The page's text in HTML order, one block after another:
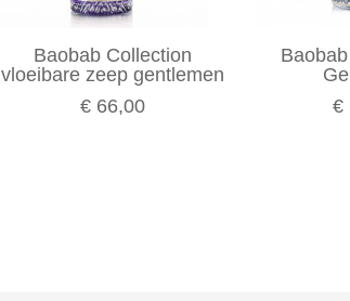
Baobab Collection
vloeibare zeep gentlemen
€ 66,00
€